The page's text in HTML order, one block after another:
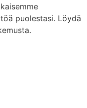
puolestasi. Löydä